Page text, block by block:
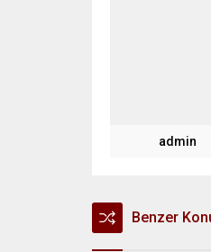
admin
Benzer